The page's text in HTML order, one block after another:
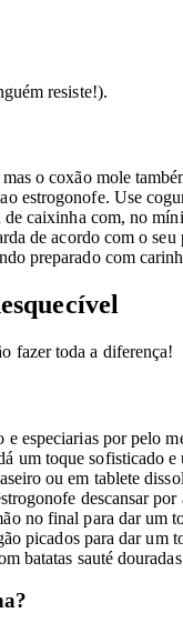
resiste!).
o coxão mole
estrogonofe. Use
caixinha com, no
de acordo com o seu
preparado com
fazer toda a diferença!
especiarias por pelo
um toque sofisticado
ou em tablete
descansar
no final para dar um
picados para dar um
batatas sauté